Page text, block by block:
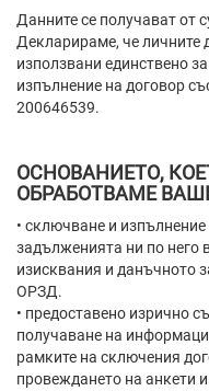
Данните се получават от
Декларираме, че личните
използвани единствено
изпълнение на договор
200646539.
ОСНОВАНИЕТО,
ОБРАБОТВАМЕ
• сключване и
задълженията ни по него
изисквания и данъчното
ОРЗД.
• предоставено изрично
получаване на
рамките на сключения
провеждането на анкети